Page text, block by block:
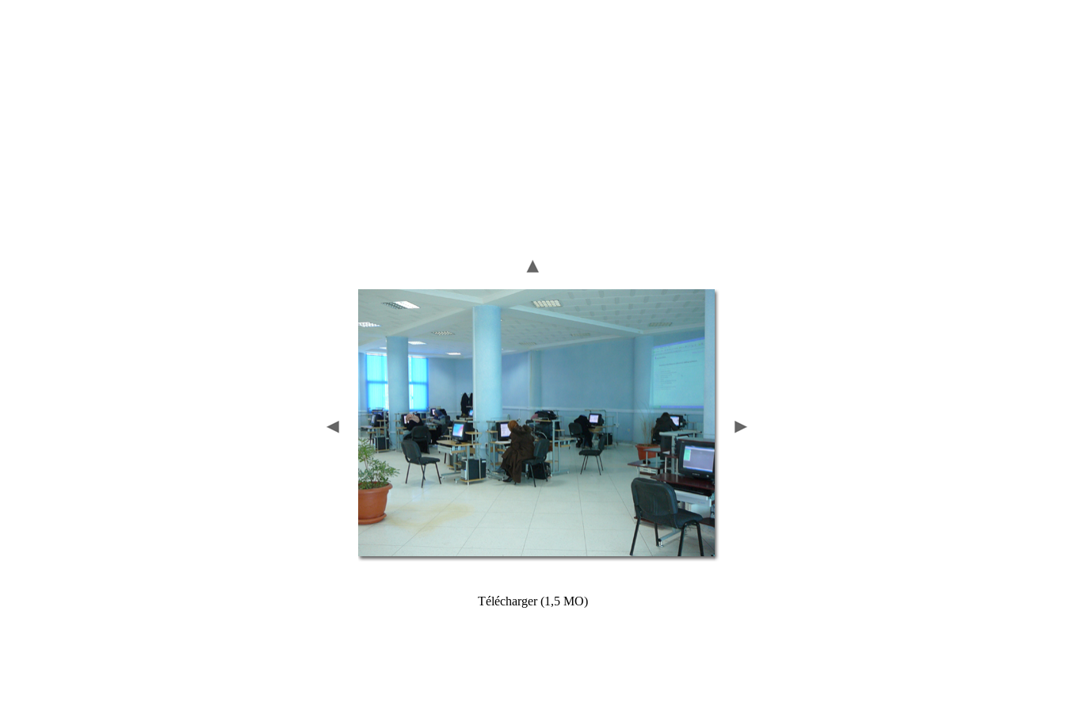
Télécharger(1,5 MO)